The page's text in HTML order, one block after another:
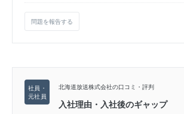
問題を報告する
北海道放送株式会社の口コミ・評判
入社理由・入社後のギャップ